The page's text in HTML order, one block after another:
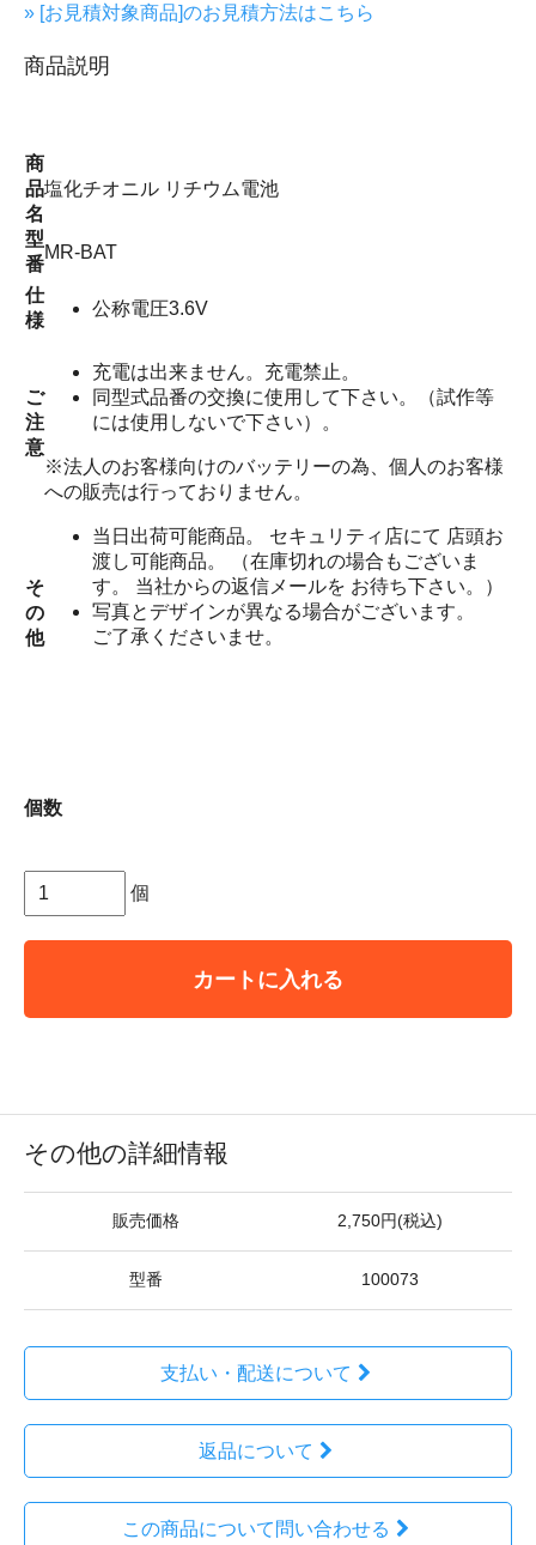
» [お見積対象商品]のお見積方法はこちら
商品説明
商
品
名
塩化チオニル リチウム電池
型
番
MR-BAT
仕
様
公称電圧3.6V
ご
注
意
充電は出来ません。充電禁止。
同型式品番の交換に使用して下さい。（試作等
には使用しないで下さい）。
※法人のお客様向けのバッテリーの為、個人のお客様
への販売は行っておりません。
そ
の
他
当日出荷可能商品。 セキュリティ店にて 店頭お
渡し可能商品。 （在庫切れの場合もございま
す。 当社からの返信メールを お待ち下さい。）
写真とデザインが異なる場合がございます。
ご了承くださいませ。
個数
個
カートに入れる
その他の詳細情報
販売価格 2,750円(税込)
型番 100073
支払い・配送について
返品について
この商品について問い合わせる